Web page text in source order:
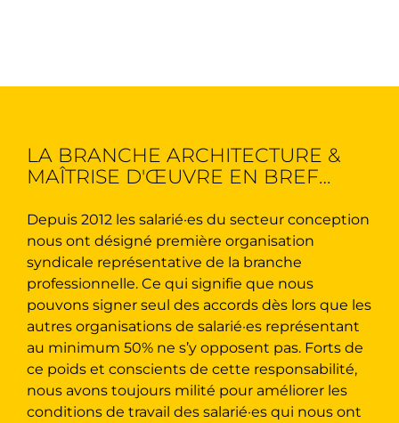
LA BRANCHE ARCHITECTURE &
MAÎTRISE D'ŒUVRE EN BREF…
Depuis 2012 les salarié·es du secteur conception
nous ont désigné première organisation
syndicale représentative de la branche
professionnelle. Ce qui signifie que nous
pouvons signer seul des accords dès lors que les
autres organisations de salarié·es représentant
au minimum 50% ne s’y opposent pas. Forts de
ce poids et conscients de cette responsabilité,
nous avons toujours milité pour améliorer les
conditions de travail des salarié·es qui nous ont